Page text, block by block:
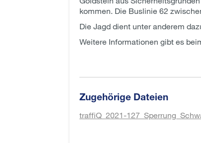
kommen. Die Buslinie 62
Die Jagd dient unter anderem
Weitere Informationen gibt es
Zugehörige Dateien
traffiQ_2021-